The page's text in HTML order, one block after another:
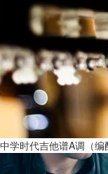
中学时代吉他谱A调（